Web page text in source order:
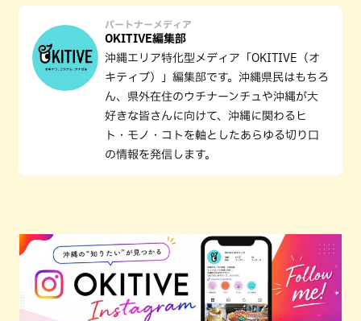
パートナーメディア
OKITIVE編集部
沖縄エリア特化型メディア「OKITIVE（オ
キティブ）」編集部です。沖縄県民はもちろ
ん、県外在住のウチナーンチュや沖縄が大
好きな皆さんに向けて、沖縄に関わるヒ
ト・モノ・コトを軸としたあらゆる切り口
の情報を発信します。